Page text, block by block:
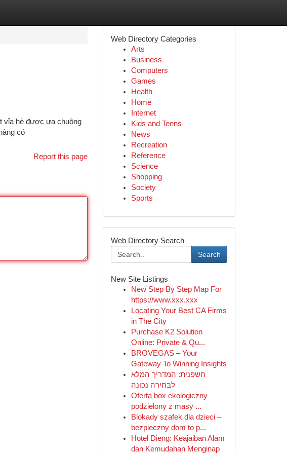
vỉa hè được ưa chuộng
có
Report this page
Web Directory Categories
Arts
Business
Computers
Games
Health
Home
Internet
Kids and Teens
News
Recreation
Reference
Science
Shopping
Society
Sports
Web Directory Search
Search
New Site Listings
New Step By Step Map For
https://www.xxx.xxx
Locating Your Best CA Firms
in The City
Purchase K2 Solution
Online: Private & Qu...
BROVEGAS – Your
Gateway To Winning Insights
חשפנית: המדריך המלא
לבחירה נכונה
Oferta box ekologiczny
podzielony z masy ...
Blokady szafek dla dzieci –
bezpieczny dom to p...
Hotel Dieng: Keajaiban Alam
dan Kemudahan Menginap